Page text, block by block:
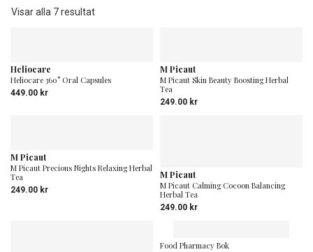
Visar alla 7 resultatSortera
Heliocare
Heliocare 360° Oral Capsules
449.00 kr
M Picaut
M Picaut Skin Beauty Boosting Herbal
Tea
249.00 kr
M Picaut
M Picaut Precious Nights Relaxing Herbal
Tea
249.00 kr
M Picaut
M Picaut Calming Cocoon Balancing
Herbal Tea
249.00 kr
Food Pharmacy Bok